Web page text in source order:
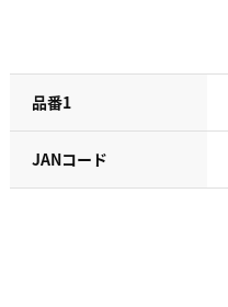
品番1
JANコード